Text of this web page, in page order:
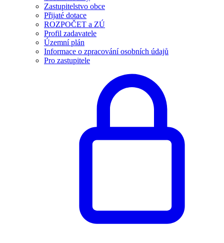
Zastupitelstvo obce
Přijaté dotace
ROZPOČET a ZÚ
Profil zadavatele
Územní plán
Informace o zpracování osobních údajů
Pro zastupitele